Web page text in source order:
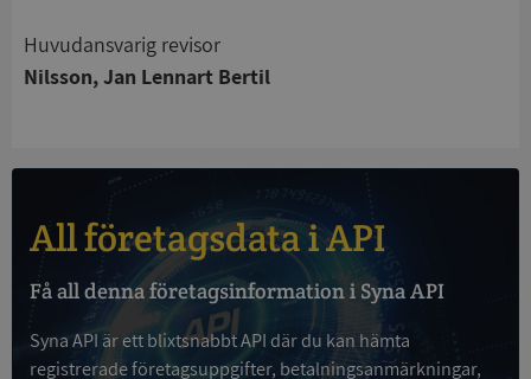
Huvudansvarig revisor
Nilsson, Jan Lennart Bertil
All företagsdata i API
Få all denna företagsinformation i Syna API
Syna API är ett blixtsnabbt API där du kan hämta
registrerade företagsuppgifter, betalningsanmärkningar,
Namn